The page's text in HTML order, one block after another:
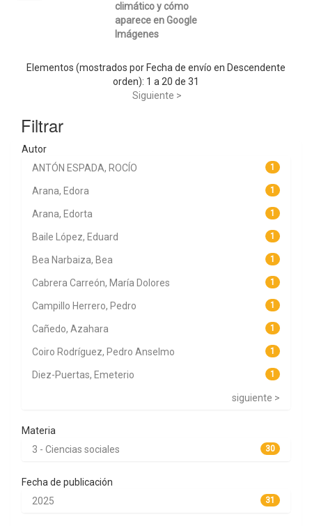
climático y cómo
aparece en Google
Imágenes
Elementos (mostrados por Fecha de envío en Descendente
orden): 1 a 20 de 31
Siguiente >
Filtrar
Autor
1
ANTÓN ESPADA, ROCÍO
1
Arana, Edora
1
Arana, Edorta
1
Baile López, Eduard
1
Bea Narbaiza, Bea
1
Cabrera Carreón, María Dolores
1
Campillo Herrero, Pedro
1
Cañedo, Azahara
1
Coiro Rodríguez, Pedro Anselmo
1
Diez-Puertas, Emeterio
siguiente >
Materia
30
3 - Ciencias sociales
Fecha de publicación
31
2025